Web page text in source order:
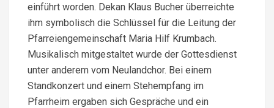
einführt worden. Dekan Klaus Bucher überreichte
ihm symbolisch die Schlüssel für die Leitung der
Pfarreiengemeinschaft Maria Hilf Krumbach.
Musikalisch mitgestaltet wurde der Gottesdienst
unter anderem vom Neulandchor. Bei einem
Standkonzert und einem Stehempfang im
Pfarrheim ergaben sich Gespräche und ein